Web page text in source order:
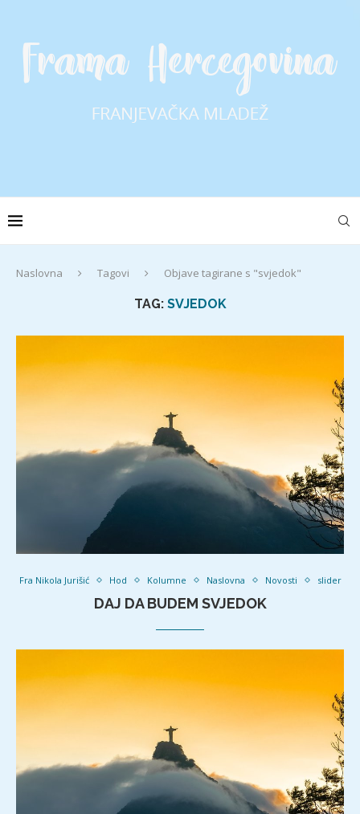
Naslovna Tagovi Objave tagirane s "svjedok"
TAG: SVJEDOK
Fra Nikola Jurišić Hod Kolumne Naslovna Novosti slider
DAJ DA BUDEM SVJEDOK